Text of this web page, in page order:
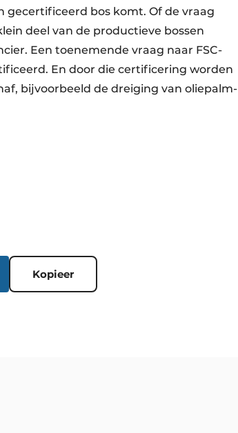
gecertificeerd bos komt. Of de vraag
deel van de productieve bossen
Een toenemende vraag naar FSC-
En door die certificering worden
bijvoorbeeld de dreiging van oliepalm-
Kopieer